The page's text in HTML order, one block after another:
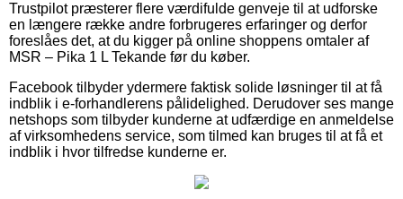
Trustpilot præsterer flere værdifulde genveje til at udforske
en længere række andre forbrugeres erfaringer og derfor
foreslåes det, at du kigger på online shoppens omtaler af
MSR – Pika 1 L Tekande før du køber.
Facebook tilbyder ydermere faktisk solide løsninger til at få
indblik i e-forhandlerens pålidelighed. Derudover ses mange
netshops som tilbyder kunderne at udfærdige en anmeldelse
af virksomhedens service, som tilmed kan bruges til at få et
indblik i hvor tilfredse kunderne er.